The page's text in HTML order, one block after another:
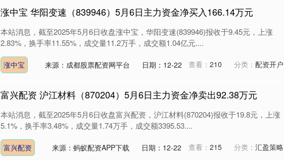
涨中宝 华阳变速（839946）5月6日主力资金净买入166.14万元
本站消息，截至2025年5月6日收盘涨中宝，华阳变速(839946)报收于9.45元，上涨
2.83%，换手率11.55%，成交量11.2万手，成交额1.04亿元....
涨中宝 来源：成都股票配资网平台 日期：12-22 查看： 210 分类： 配资开户
富兴配资 沪江材料（870204）5月6日主力资金净卖出92.38万元
本站消息，截至2025年5月6日收盘富兴配资，沪江材料(870204)报收于19.8元，上涨
5.1%，换手率3.48%，成交量1.74万手，成交额3395.53....
富兴配资 来源：蚂蚁配资APP下载 日期：12-22 查看： 215 分类： 汇盈策略